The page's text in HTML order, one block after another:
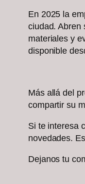
En 2025 la
ciudad. Abren
materiales y
disponible
Más allá del
compartir su
Si te interesa
novedades.
Dejanos tu